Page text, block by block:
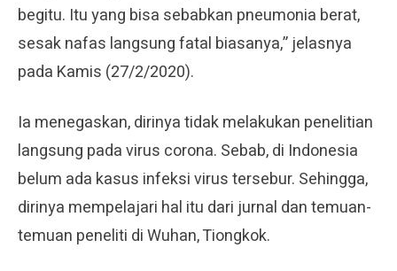
begitu. Itu yang bisa sebabkan pneumonia berat,
sesak nafas langsung fatal biasanya,” jelasnya
pada Kamis (27/2/2020).
Ia menegaskan, dirinya tidak melakukan penelitian
langsung pada virus corona. Sebab, di Indonesia
belum ada kasus infeksi virus tersebur. Sehingga,
dirinya mempelajari hal itu dari jurnal dan temuan-
temuan peneliti di Wuhan, Tiongkok.